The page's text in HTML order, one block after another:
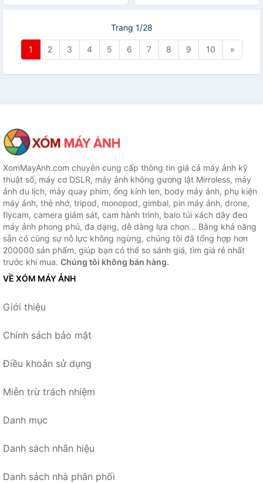
Trang 1/28
1 2 3 4 5 6 7 8 9 10 »
XomMayAnh.com chuyên cung cấp thông tin giá cả máy ảnh kỹ
thuật số, máy cơ DSLR, máy ảnh không gương lật Mirroless, máy
ảnh du lịch, máy quay phim, ống kính len, body máy ảnh, phụ kiện
máy ảnh, thẻ nhớ, tripod, monopod, gimbal, pin máy ảnh, drone,
flycam, camera giám sát, cam hành trình, balo túi xách dây đeo
máy ảnh phong phú, đa dạng, dễ dàng lựa chọn... Bằng khả năng
sẵn có cùng sự nỗ lực không ngừng, chúng tôi đã tổng hợp hơn
200000 sản phẩm, giúp bạn có thể so sánh giá, tìm giá rẻ nhất
trước khi mua. Chúng tôi không bán hàng.
VỀ XÓM MÁY ẢNH
Giới thiệu
Chính sách bảo mật
Điều khoản sử dụng
Miễn trừ trách nhiệm
Danh mục
Danh sách nhãn hiệu
Danh sách nhà phân phối